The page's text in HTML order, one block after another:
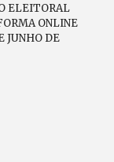
ELEITORAL
ONLINE
JUNHO DE